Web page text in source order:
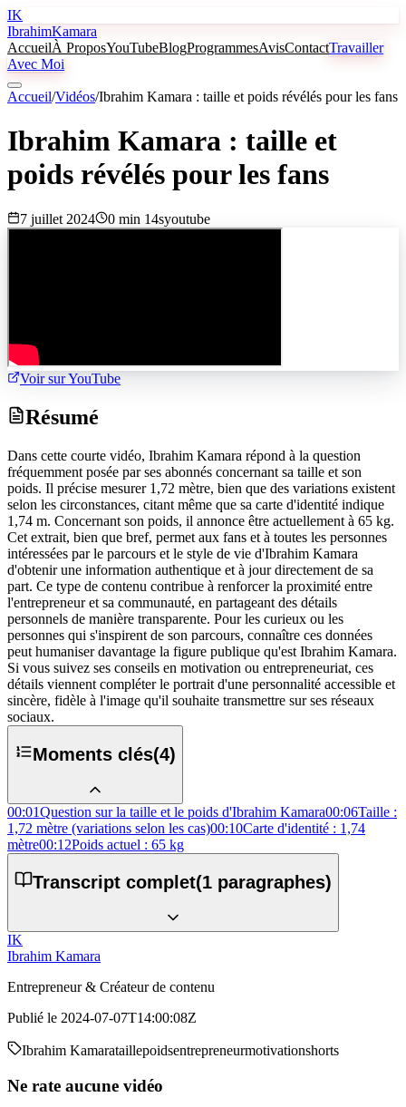
IK
IbrahimKamara
AccueilÀ ProposYouTubeBlogProgrammesAvisContactTravailler
Avec Moi
Accueil/Vidéos/Ibrahim Kamara : taille et poids révélés pour les fans
Ibrahim Kamara : taille et
poids révélés pour les fans
7 juillet 2024 0 min 14syoutube
Voir sur YouTube
Résumé
Dans cette courte vidéo, Ibrahim Kamara répond à la question
fréquemment posée par ses abonnés concernant sa taille et son
poids. Il précise mesurer 1,72 mètre, bien que des variations existent
selon les circonstances, citant même que sa carte d'identité indique
1,74 m. Concernant son poids, il annonce être actuellement à 65 kg.
Cet extrait, bien que bref, permet aux fans et à toutes les personnes
intéressées par le parcours et le style de vie d'Ibrahim Kamara
d'obtenir une information authentique et à jour directement de sa
part. Ce type de contenu contribue à renforcer la proximité entre
l'entrepreneur et sa communauté, en partageant des détails
personnels de manière transparente. Pour les curieux ou les
personnes qui s'inspirent de son parcours, connaître ces données
peut humaniser davantage la figure publique qu'est Ibrahim Kamara.
Si vous suivez ses conseils en motivation ou entrepreneuriat, ces
détails viennent compléter le portrait d'une personnalité accessible et
sincère, fidèle à l'image qu'il souhaite transmettre sur ses réseaux
sociaux.
Moments clés(4)
00:01Question sur la taille et le poids d'Ibrahim Kamara00:06Taille :
1,72 mètre (variations selon les cas)00:10Carte d'identité : 1,74
mètre00:12Poids actuel : 65 kg
Transcript complet(1 paragraphes)
IK
Ibrahim Kamara
Entrepreneur & Créateur de contenu
Publié le 2024-07-07T14:00:08Z
Ibrahim Kamarataillepoidsentrepreneurmotivationshorts
Ne rate aucune vidéo